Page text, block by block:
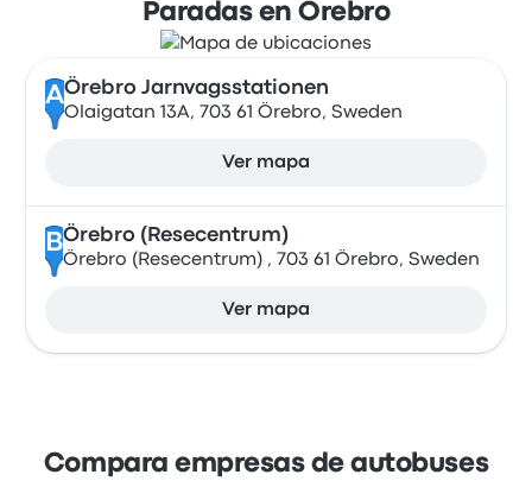
Paradas en Örebro
AÖrebro Jarnvagsstationen
Olaigatan 13A, 703 61 Örebro, Sweden
Ver mapa
BÖrebro (Resecentrum)
Örebro (Resecentrum) , 703 61 Örebro, Sweden
Ver mapa
Compara empresas de autobuses